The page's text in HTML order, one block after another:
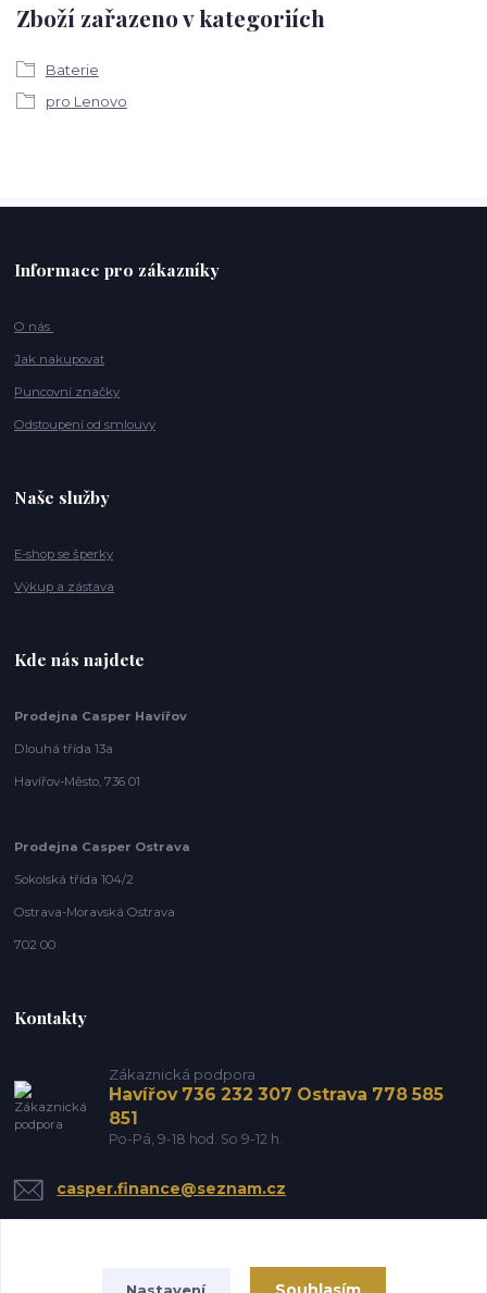
Zboží zařazeno v kategoriích
Baterie
pro Lenovo
Informace pro zákazníky
O nás
Jak nakupovat
Puncovní značky
Odstoupení od smlouvy
Naše služby
E-shop se šperky
Výkup a zástava
Kde nás najdete
Prodejna Casper Havířov
Dlouhá třída 13a
Havířov-Město, 736 01
Prodejna Casper Ostrava
Sokolská třída 104/2
Ostrava-Moravská Ostrava
702 00
Kontakty
Zákaznická podpora
Havířov 736 232 307 Ostrava 778 585
851
Po-Pá, 9-18 hod. So 9-12 h.
casper.finance@seznam.cz